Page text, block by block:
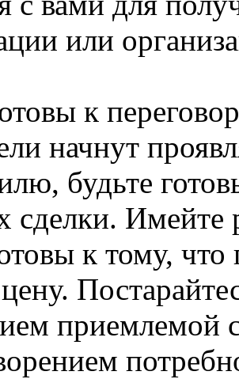
или
к
начнут
будьте
сделки.
к тому,
приемлемой